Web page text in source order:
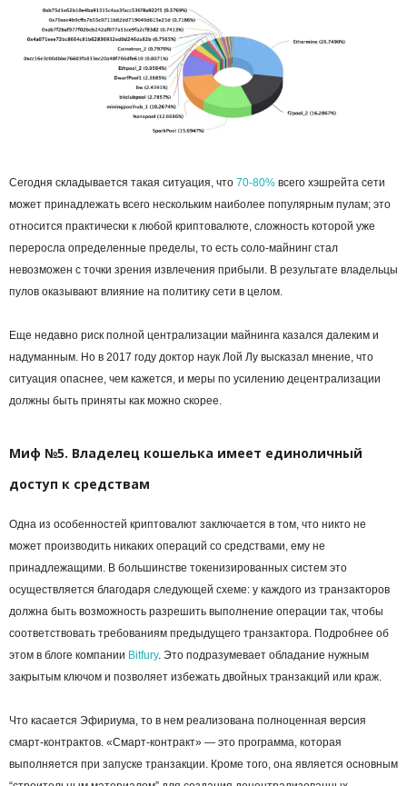
Сегодня складывается такая ситуация, что 70-80% всего хэшрейта сети
может принадлежать всего нескольким наиболее популярным пулам; это
относится практически к любой криптовалюте, сложность которой уже
переросла определенные пределы, то есть соло-майнинг стал
невозможен с точки зрения извлечения прибыли. В результате владельцы
пулов оказывают влияние на политику сети в целом.
Еще недавно риск полной централизации майнинга казался далеким и
надуманным. Но в 2017 году доктор наук Лой Лу высказал мнение, что
ситуация опаснее, чем кажется, и меры по усилению децентрализации
должны быть приняты как можно скорее.
Миф №5. Владелец кошелька имеет единоличный
доступ к средствам
Одна из особенностей криптовалют заключается в том, что никто не
может производить никаких операций со средствами, ему не
принадлежащими. В большинстве токенизированных систем это
осуществляется благодаря следующей схеме: у каждого из транзакторов
должна быть возможность разрешить выполнение операции так, чтобы
соответствовать требованиям предыдущего транзактора. Подробнее об
этом в блоге компании Bitfury. Это подразумевает обладание нужным
закрытым ключом и позволяет избежать двойных транзакций или краж.
Что касается Эфириума, то в нем реализована полноценная версия
смарт-контрактов. «Смарт-контракт» — это программа, которая
выполняется при запуске транзакции. Кроме того, она является основным